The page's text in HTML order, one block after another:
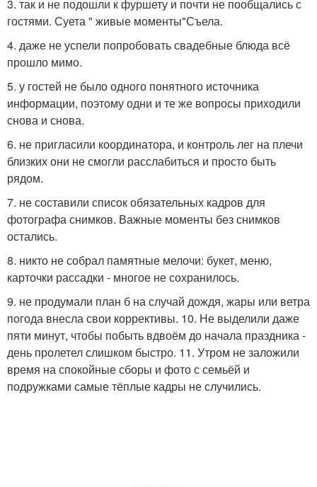
3. так и не подошли к фуршету и почти не пообщались с
гостями. Суета " живые моменты"Съела.
4. даже не успели попробовать свадебные блюда всё
прошло мимо.
5. у гостей не было одного понятного источника
информации, поэтому одни и те же вопросы приходили
снова и снова.
6. не пригласили координатора, и контроль лег на плечи
близких они не смогли расслабиться и просто быть
рядом.
7. не составили список обязательных кадров для
фотографа снимков. Важные моменты без снимков
остались.
8. никто не собрал памятные мелочи: букет, меню,
карточки рассадки - многое не сохранилось.
9. не продумали план б на случай дождя, жары или ветра
погода внесла свои коррективы. 10. Не выделили даже
пяти минут, чтобы побыть вдвоём до начала праздника -
день пролетел слишком быстро. 11. Утром не заложили
время на спокойные сборы и фото с семьёй и
подружками самые тёплые кадры не случились.